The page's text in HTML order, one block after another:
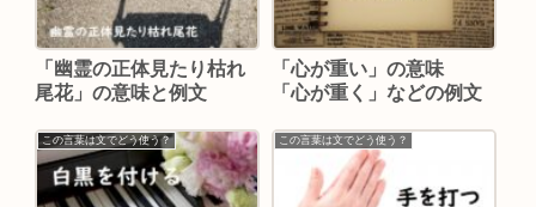
「幽霊の正体見たり枯れ
尾花」の意味と例文
「心が重い」の意味
「心が重く」などの例文
この言葉は文でどう使う？ この言葉は文でどう使う？